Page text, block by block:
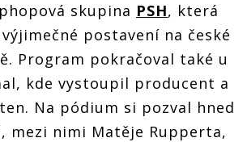
skupina PSH, která
postavení na české
Program pokračoval také u
kde vystoupil producent a
Na pódium si pozval hned
mezi nimi Matěje Rupperta,